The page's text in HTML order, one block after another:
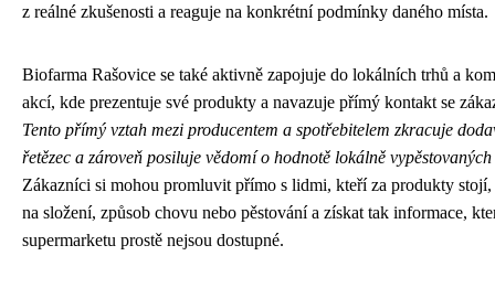
z reálné zkušenosti a reaguje na konkrétní podmínky daného místa.
Biofarma Rašovice se také aktivně zapojuje do lokálních trhů a
akcí, kde prezentuje své produkty a navazuje přímý kontakt se
Tento přímý vztah mezi producentem a spotřebitelem zkracuje
řetězec a zároveň posiluje vědomí o hodnotě lokálně
Zákazníci si mohou promluvit přímo s lidmi, kteří za produkty stojí,
na složení, způsob chovu nebo pěstování a získat tak informace,
supermarketu prostě nejsou dostupné.